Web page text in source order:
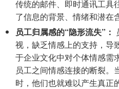
传统的邮件、即时通讯工具
了信息的背景、情绪和潜在
员工归属感的“隐形流失”：
视，缺乏情感上的支持，导
于企业文化中对个体情感需
员工之间情感连接的断裂。
时，他们也就难以产生真正